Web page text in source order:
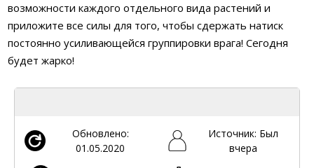
возможности каждого отдельного вида растений и
приложите все силы для того, чтобы сдержать натиск
постоянно усиливающейся группировки врага! Сегодня
будет жарко!
Обновлено:
01.05.2020
Источник: Был
вчера